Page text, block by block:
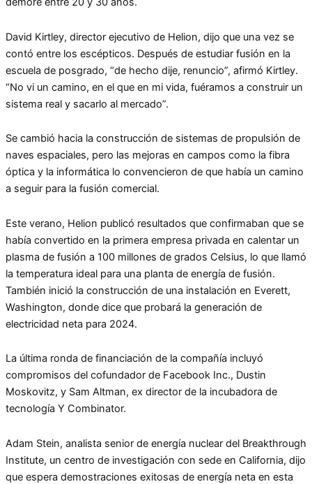
David Kirtley, director ejecutivo de Helion, dijo que una vez se
contó entre los escépticos. Después de estudiar fusión en la
escuela de posgrado, “de hecho dije, renuncio”, afirmó Kirtley.
“No vi un camino, en el que en mi vida, fuéramos a construir un
sistema real y sacarlo al mercado”.
Se cambió hacia la construcción de sistemas de propulsión de
naves espaciales, pero las mejoras en campos como la fibra
óptica y la informática lo convencieron de que había un camino
a seguir para la fusión comercial.
Este verano, Helion publicó resultados que confirmaban que se
había convertido en la primera empresa privada en calentar un
plasma de fusión a 100 millones de grados Celsius, lo que llamó
la temperatura ideal para una planta de energía de fusión.
También inició la construcción de una instalación en Everett,
Washington, donde dice que probará la generación de
electricidad neta para 2024.
La última ronda de financiación de la compañía incluyó
compromisos del cofundador de Facebook Inc., Dustin
Moskovitz, y Sam Altman, ex director de la incubadora de
tecnología Y Combinator.
Adam Stein, analista senior de energía nuclear del Breakthrough
Institute, un centro de investigación con sede en California, dijo
que espera demostraciones exitosas de energía neta en esta